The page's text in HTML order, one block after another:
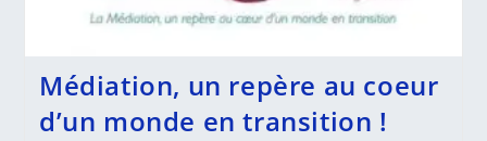
Transition
Médiation, un repère au coeur
d’un monde en transition !